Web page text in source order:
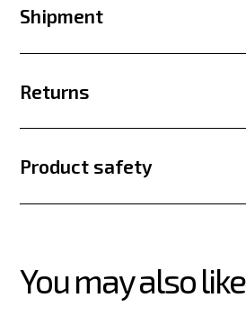
Shipment
Returns
Product safety
You may also like